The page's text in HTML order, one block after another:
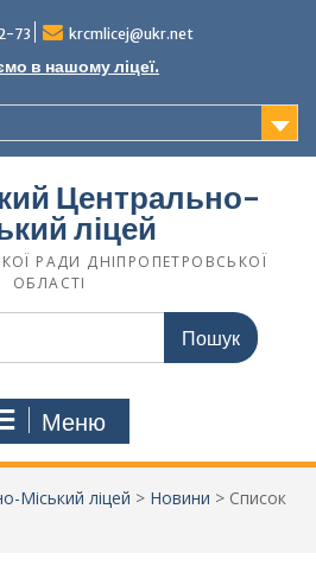
73 krcmlicej@ukr.net
в нашому ліцеї.
Центрально-
ліцей
РАДИ ДНІПРОПЕТРОВСЬКОЇ
ОБЛАСТІ
Меню
Міський ліцей > Новини > Список